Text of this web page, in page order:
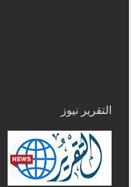
التقرير نيوز